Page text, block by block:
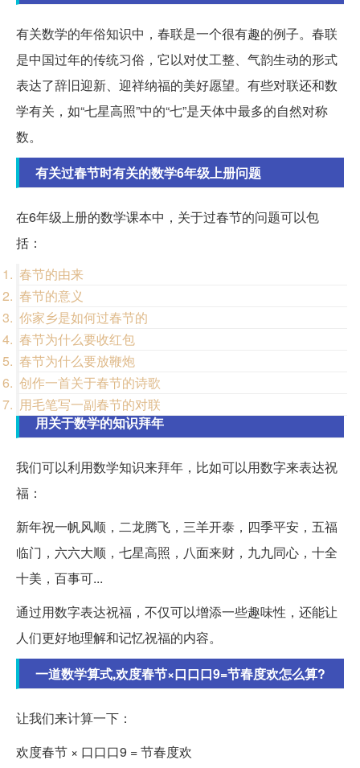
有关数学的年俗知识中，春联是一个很有趣的例子。春联
是中国过年的传统习俗，它以对仗工整、气韵生动的形式
表达了辞旧迎新、迎祥纳福的美好愿望。有些对联还和数
学有关，如“七星高照”中的“七”是天体中最多的自然对称
数。
有关过春节时有关的数学6年级上册问题
在6年级上册的数学课本中，关于过春节的问题可以包
括：
春节的由来
春节的意义
你家乡是如何过春节的
春节为什么要收红包
春节为什么要放鞭炮
创作一首关于春节的诗歌
用毛笔写一副春节的对联
用关于数学的知识拜年
我们可以利用数学知识来拜年，比如可以用数字来表达祝
福：
新年祝一帆风顺，二龙腾飞，三羊开泰，四季平安，五福
临门，六六大顺，七星高照，八面来财，九九同心，十全
十美，百事可...
通过用数字表达祝福，不仅可以增添一些趣味性，还能让
人们更好地理解和记忆祝福的内容。
一道数学算式,欢度春节×口口口9=节春度欢怎么算?
让我们来计算一下：
欢度春节 × 口口口9 = 节春度欢